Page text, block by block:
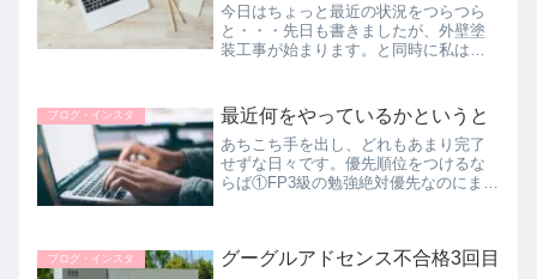
今日はちょっと最近の状況をつらつら
と・・・先日も書きましたが、外壁塗
装工事が始まります。と同時に私は実
の分と合同で済ませましたので法要は
特にしません。メインの予定はお墓参...
ブログ・インスタ 最近何をやっているかというと
あちこち手を出し、どれもあまり完了
せずな日々です。優先順位をつけるな
らば①FP3級の勉強絶対優先なのにまだ
て忘れてしまいます💦②夫の実父の...
ブログ・インスタ グーグルアドセンス不合格3回目